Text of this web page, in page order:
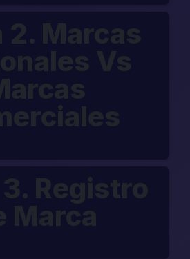
2. Marcas
Vs
3. Registro
Marca